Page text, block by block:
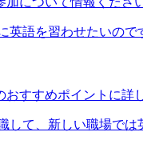
英語を習わせたいの
すすめポイントに詳
して、新しい職場で